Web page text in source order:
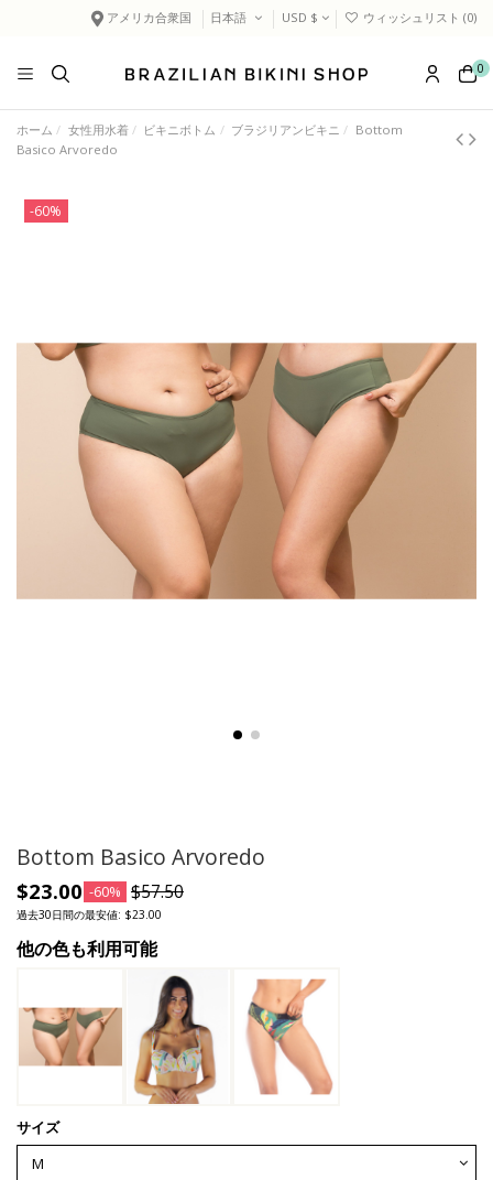
アメリカ合衆国 日本語 USD $ ウィッシュリスト (0)
0
ホーム 女性用水着 ビキニボトム ブラジリアンビキニ
Bottom
Basico Arvoredo
-60%
Bottom Basico Arvoredo
$23.00 -60% $57.50
過去30日間の最安値: $23.00
他の色も利用可能
サイズ